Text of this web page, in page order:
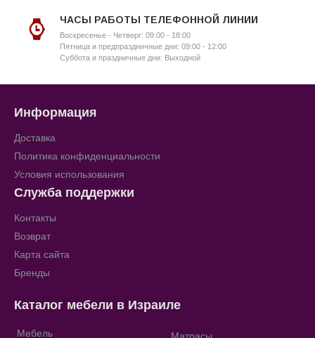
ЧАСЫ РАБОТЫ ТЕЛЕФОННОЙ ЛИНИИ
Воскресенье - Четверг: 09:00 - 18:00
Пятница и предпраздничные дни: 09:00 - 12:00
Суббота и праздничные дни: Выходной
Информация
Доставка
Политика конфиденциальности
Условия использования
Служба поддержки
Контакты
Возврат
Карта сайта
Бренды
Каталог мебели в Израиле
Мебель